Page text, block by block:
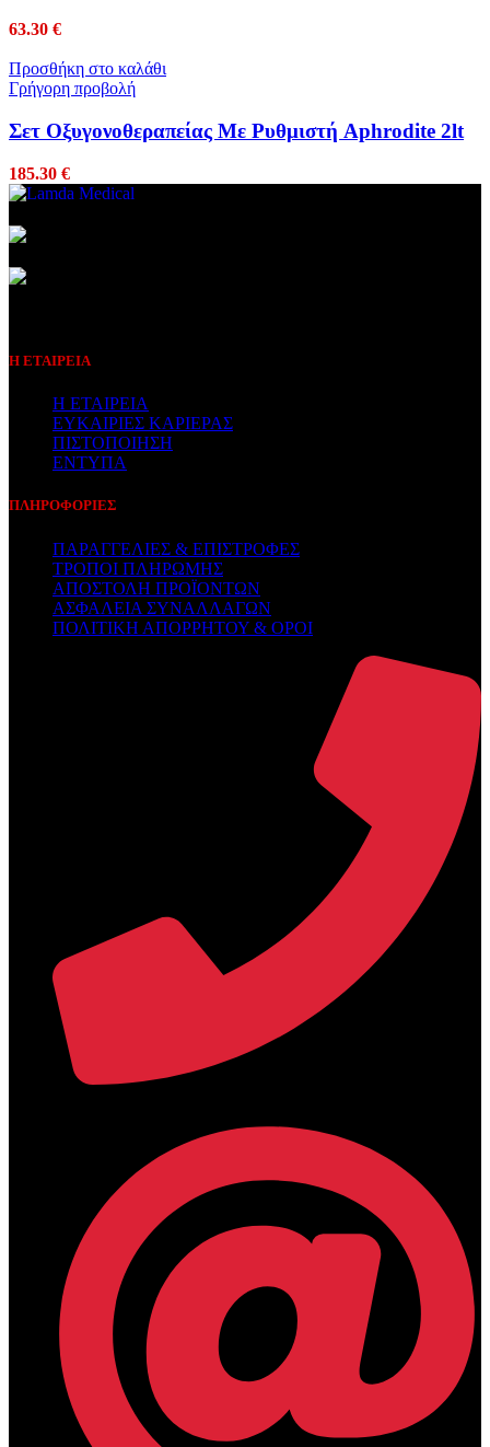
63.30 €
Προσθήκη στο καλάθι
Γρήγορη προβολή
Σετ Οξυγονοθεραπείας Με Ρυθμιστή Aphrodite 2lt
185.30 €
Η ΕΤΑΙΡΕΙΑ
Η ΕΤΑΙΡΕΙΑ
ΕΥΚΑΙΡΙΕΣ ΚΑΡΙΕΡΑΣ
ΠΙΣΤΟΠΟΙΗΣΗ
ΕΝΤΥΠΑ
ΠΛΗΡΟΦΟΡΙΕΣ
ΠΑΡΑΓΓΕΛΙΕΣ & ΕΠΙΣΤΡΟΦΕΣ
ΤΡΟΠΟΙ ΠΛΗΡΩΜΗΣ
ΑΠΟΣΤΟΛΗ ΠΡΟΪΟΝΤΩΝ
ΑΣΦΑΛΕΙΑ ΣΥΝΑΛΛΑΓΩΝ
ΠΟΛΙΤΙΚΗ ΑΠΟΡΡΗΤΟΥ & ΟΡΟΙ